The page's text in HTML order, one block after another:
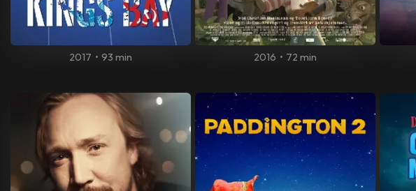
2017 • 93 min 2016 • 72 min